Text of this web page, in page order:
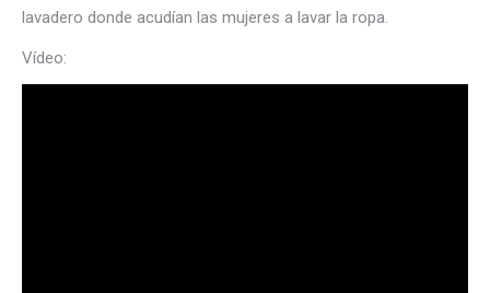
lavadero donde acudían las mujeres a lavar la ropa.
Vídeo: